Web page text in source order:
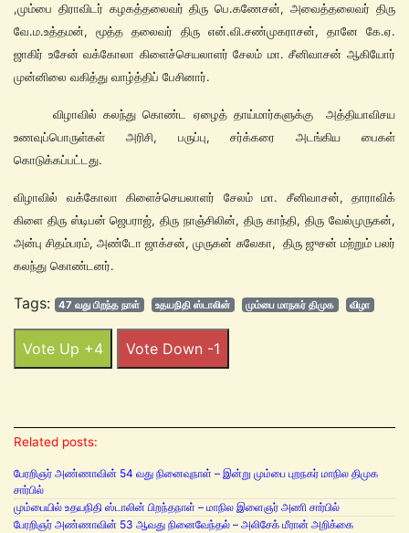
,மும்பை திராவிடர் கழகத்தலைவர் திரு பெ.கணேசன், அவைத்தலைவர் திரு
வே.ம.உத்தமன், மூத்த தலைவர் திரு என்.வி.சண்முகராசன், தானே கே.ஏ.
ஜாகிர் உசேன் வக்கோலா கிளைச்செயலாளர் சேலம் மா. சீனிவாசன் ஆகியோர்
முன்னிலை வகித்து வாழ்த்திப் பேசினார்.
விழாவில் கலந்து கொண்ட ஏழைத் தாய்மார்களுக்கு அத்தியாவிசய
உணவுப்பொருள்கள் அரிசி, பருப்பு, சர்க்கரை அடங்கிய பைகள்
கொடுக்கப்பட்டது.
விழாவில் வக்கோலா கிளைச்செயலாளர் சேலம் மா. சீனிவாசன், தாராவிக்
கிளை திரு ஸ்டிபன் ஜெபராஜ், திரு நாஞ்சிலின், திரு காந்தி, திரு வேல்முருகன்,
அன்பு சிதம்பரம், அண்டோ ஜாக்சன், முருகன் சுலேகா, திரு ஜுசன் மற்றும் பலர்
கலந்து கொண்டனர்.
Tags: 47 வது பிறந்த நாள் உதயநிதி ஸ்டாலின் மும்பை மாநகர் திமுக விழா
Vote Up +4 Vote Down -1
Related posts:
பேரறிஞர் அண்ணாவின் 54 வது நினைவுநாள் – இன்று மும்பை புறநகர் மாநில திமுக
சார்பில்
மும்பையில் உதயநிதி ஸ்டாலின் பிறந்தநாள் – மாநில இளைஞர் அணி சார்பில்
பேரறிஞர் அண்ணாவின் 53 ஆவது நினைவேந்தல் – அலிசேக் மீரான் அறிக்கை